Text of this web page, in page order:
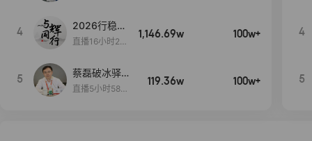
4
2026行稳致
远
直播16小时20
1,146.69w 100w+
5
蔡磊破冰驿站
直播间好物分
直播5小时58分
119.36w 100w+
4
5